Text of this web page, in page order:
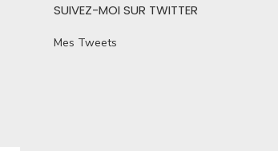
SUIVEZ-MOI SUR TWITTER
Mes Tweets